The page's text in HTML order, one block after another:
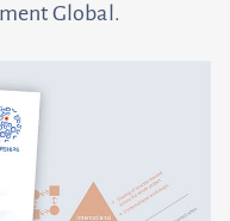
Global.